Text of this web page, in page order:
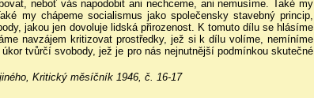
neboť vás napodobit ani nechceme, ani nemusíme. Také my
my chápeme socialismus jako společensky stavebný princip,
jakou jen dovoluje lidská přirozenost. K tomuto dílu se hlásíme
navzájem kritizovat prostředky, jež si k dílu volíme, nemíníme
tvůrčí svobody, jež je pro nás nejnutnější podmínkou skutečné
Kritický měsíčník 1946, č. 16-17